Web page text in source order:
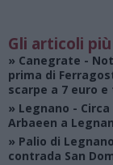
Gli articoli
» Canegrate -
prima di
scarpe a 7 euro
» Legnano -
Arbaeen a
» Palio di Legnano
contrada San